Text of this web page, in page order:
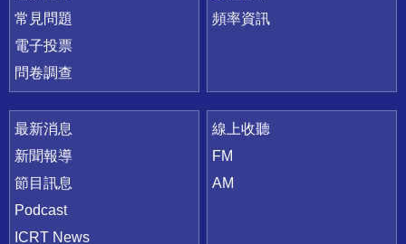
常見問題
電子投票
問卷調查
頻率資訊
最新消息
新聞報導
節目訊息
Podcast
ICRT News
線上收聽
FM
AM